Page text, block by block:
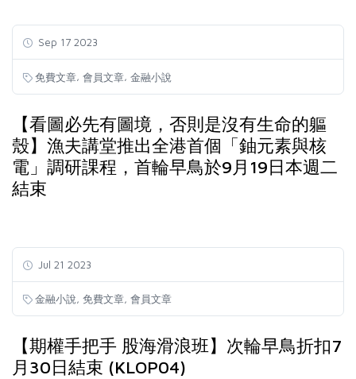
Sep 17 2023
免費文章, 會員文章, 金融小說
【看圖必先有圖境，否則是沒有生命的軀
殼】漁夫講堂推出全港首個「鈾元素與核
電」調研課程，首輪早鳥於9月19日本週二
結束
Jul 21 2023
金融小說 免費文章 會員文章
【期權手把手 股海滑浪班】次輪早鳥折扣7
月30日結束 (KLOP04)